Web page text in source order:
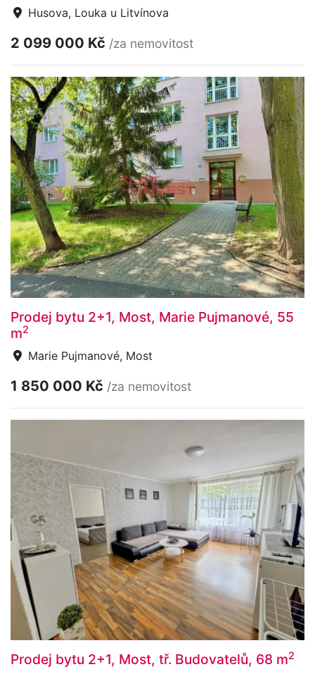
Husova, Louka u Litvínova
2 099 000 Kč /za nemovitost
Prodej bytu 2+1, Most, Marie Pujmanové, 55
m2
Marie Pujmanové, Most
1 850 000 Kč /za nemovitost
Prodej bytu 2+1, Most, tř. Budovatelů, 68 m2